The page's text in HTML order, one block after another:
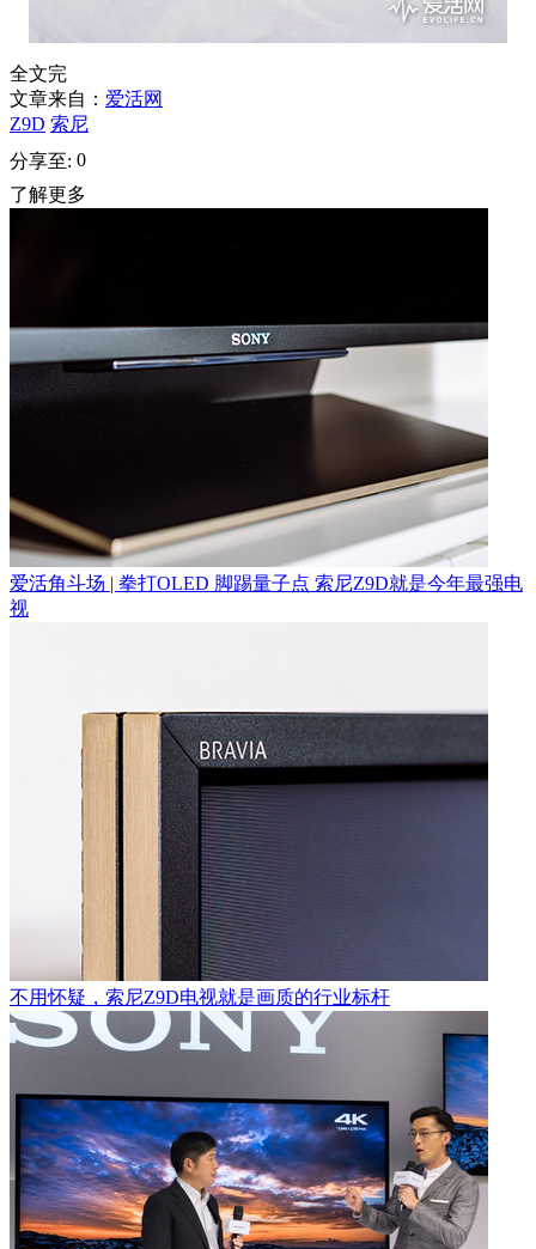
全文完
文章来自： 爱活网
Z9D 索尼
分享至: 0
了解更多
爱活角斗场 | 拳打OLED 脚踢量子点 索尼Z9D就是今年最强电
视
不用怀疑，索尼Z9D电视就是画质的行业标杆